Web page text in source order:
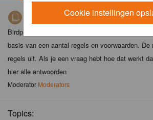
Cookie instellingen
Birdpix spelregels
Birdpix is niet zomaar een foto-site. Het
basis van een aantal regels en voorwaarden. De
regels uit. Als je een vraag hebt hoe dat werkt
hier alle antwoorden
Moderator Moderators
Topics: